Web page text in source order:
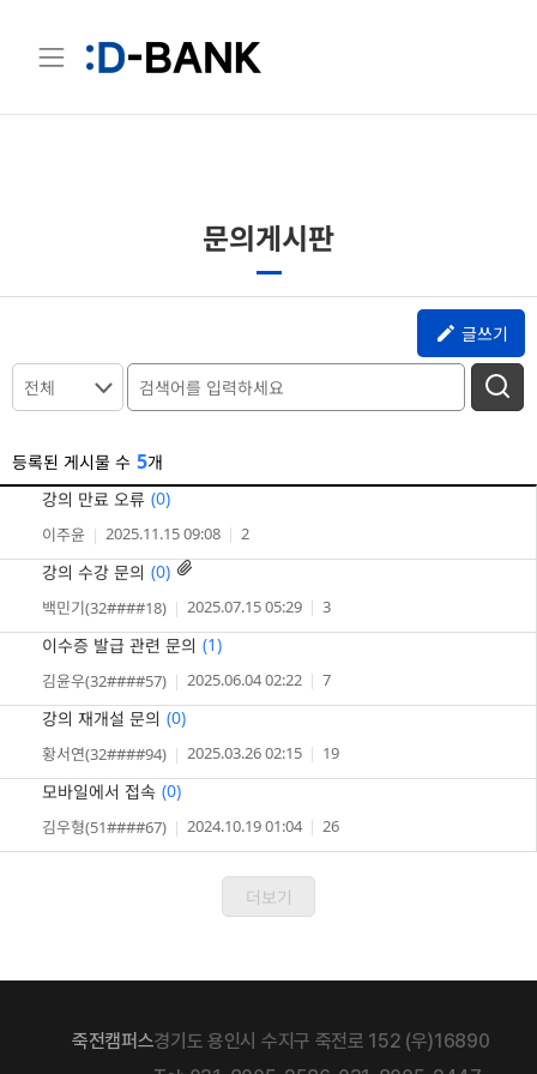
문의게시판
글쓰기
전체
등록된 게시물 수 5개
강의 만료 오류 (0)
이주윤 2025.11.15 09:08 2
강의 수강 문의 (0) 
백민기(32####18) 2025.07.15 05:29 3
이수증 발급 관련 문의 (1)
김윤우(32####57) 2025.06.04 02:22 7
강의 재개설 문의 (0)
황서연(32####94) 2025.03.26 02:15 19
모바일에서 접속 (0)
김우형(51####67) 2024.10.19 01:04 26
더보기
죽전캠퍼스경기도 용인시 수지구 죽전로 152 (우)16890